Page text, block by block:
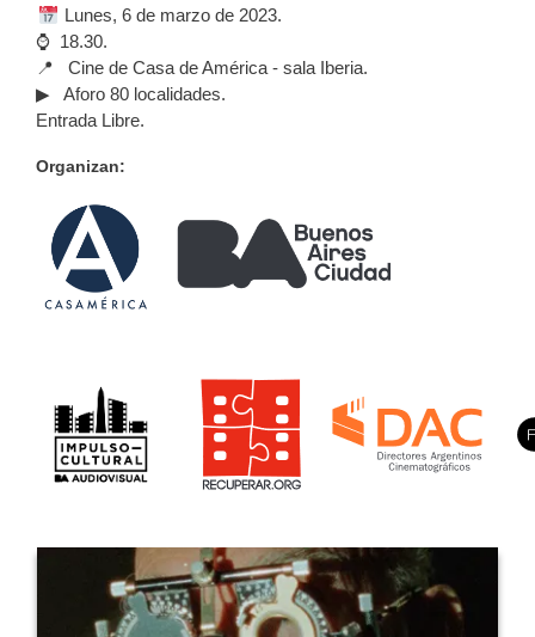
📅 Lunes, 6 de marzo de 2023.
⌚ 18.30.
📍 Cine de Casa de América - sala Iberia.
▶ Aforo 80 localidades.
Entrada Libre.
Organizan: